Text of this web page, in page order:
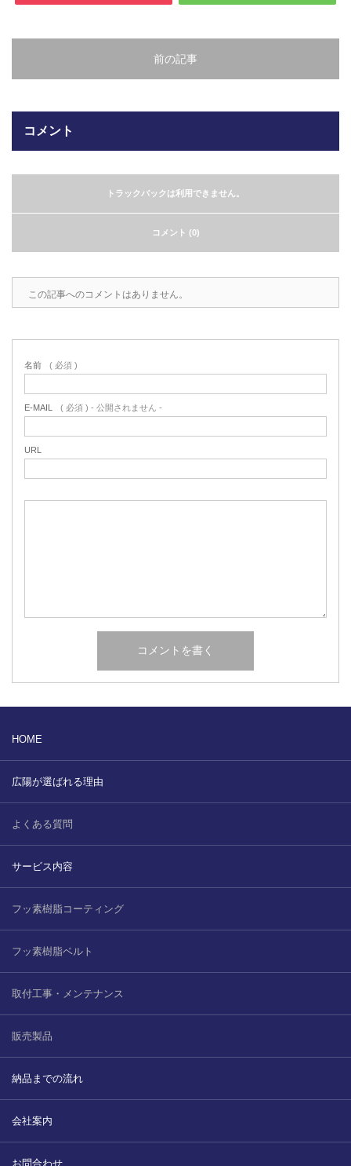
前の記事
コメント
トラックバックは利用できません。
コメント (0)
この記事へのコメントはありません。
名前 ( 必須 )
E-MAIL ( 必須 ) - 公開されません -
URL
HOME
広陽が選ばれる理由
よくある質問
サービス内容
フッ素樹脂コーティング
フッ素樹脂ベルト
取付工事・メンテナンス
販売製品
納品までの流れ
会社案内
お問合わせ
カビこんばいカタログ（PDF）
ガラスクロスHT-FLカタログ（PDF）
お問合わせ
MFテープ剥離試験①内容機材SUS304
を固定し、テスト機材を引張り試験機
今、結露、湿気などの問い合わせが増
が、冷蔵庫、…
印刷塗工工程で溶剤系塗料をご使用の
が発生する…